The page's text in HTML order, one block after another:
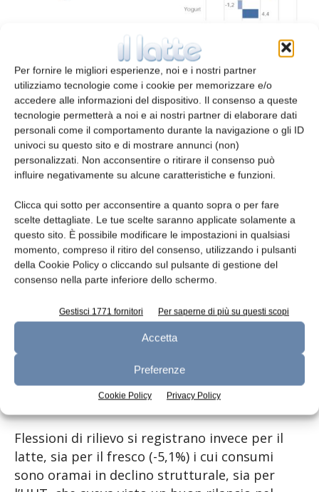
Per fornire le migliori esperienze, noi e i nostri partner
utilizziamo tecnologie come i cookie per memorizzare e/o
accedere alle informazioni del dispositivo. Il consenso a queste
tecnologie permetterà a noi e ai nostri partner di elaborare dati
personali come il comportamento durante la navigazione o gli ID
univoci su questo sito e di mostrare annunci (non)
personalizzati. Non acconsentire o ritirare il consenso può
influire negativamente su alcune caratteristiche e funzioni.
Clicca qui sotto per acconsentire a quanto sopra o per fare
scelte dettagliate. Le tue scelte saranno applicate solamente a
questo sito. È possibile modificare le impostazioni in qualsiasi
momento, compreso il ritiro del consenso, utilizzando i pulsanti
della Cookie Policy o cliccando sul pulsante di gestione del
consenso nella parte inferiore dello schermo.
Gestisci 1771 fornitori Per saperne di più su questi scopi
Accetta
Preferenze
Cookie Policy Privacy Policy
I formaggi duri dopo il recupero del 10% in
volume nel 2020 perdono nel primo semestre
2021 il 4,6%, attestandosi comunque su livelli
superiori al 2019 del 6,3%; +9,1% e -4,3% le
variazioni della spesa nel 2020 e nel primo
semestre 2021. I formaggi a Denominazione,
dell’offerta e in valore circa un terzo del
fatturato (32% nel 2020), hanno mostrato
dinamiche in linea con il resto del comparto e
dopo l’incremento del 10,4% nel 2020
(leggermente superiore al +9,8 dei non DOP),
flessione degli acquisti in volume del 5,1%
(leggermente superiore a quella del 3,9%
messa a segno dai non DOP).
Latte: non resta che piangere
Flessioni di rilievo si registrano invece per il
latte, sia per il fresco (-5,1%) i cui consumi
sono oramai in declino strutturale, sia per